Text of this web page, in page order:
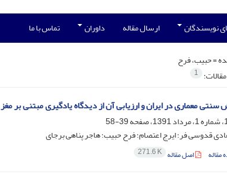
نویسندگان ارسال مقاله داوران تماس با ما
=حبیب، فرح
1
معماری در ایران و ارزیابی آن از دیدگاه یادگیری مبتنی بر مغز
39-58
قدوسی فر؛ ایرج اعتصام؛ فرح حبیب؛ هاجر پناهی برجای
مقاله اصل مقاله 271.6 K